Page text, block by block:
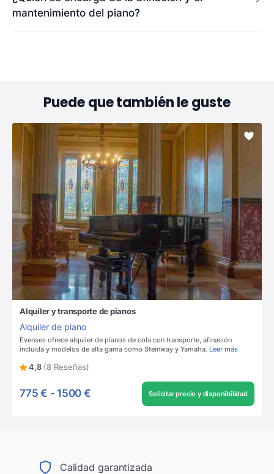
mantenimiento del piano?
Puede que también le guste
Alquiler y transporte de pianos
Alquiler de piano
Evenses ofrece alquiler de pianos de cola con transporte, afinación
incluida y modelos de alta gama como Steinway y Yamaha. Leer más
4,8 (8 Reseñas)
775 € - 1500 € Solicitar precio y disponibilidad
Calidad garantizada